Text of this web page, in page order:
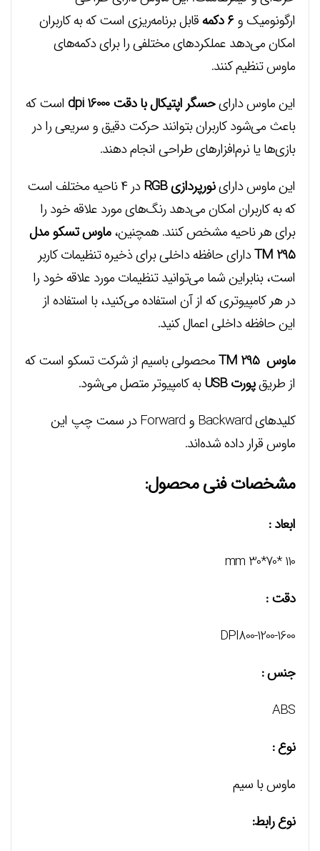
ارگونومیک و۶ دکمه
قابل برنامه‌ریزی است که به کاربران
امکان می‌دهد عملکردهای مختلفی را برای دکمه‌های
ماوس تنظیم کنند.
این ماوس دارایحسگر اپتیکال با دقت dpi 16000
است که
باعث می‌شود کاربران بتوانند حرکت دقیق و سریعی را در
بازی‌ها یا نرم‌افزارهای طراحی انجام دهند.
این ماوس داراینورپردازی RGB
در ۴ ناحیه مختلف است
که به کاربران امکان می‌دهد رنگ‌های مورد علاقه خود را
برای هر ناحیه مشخص کنند. همچنین،ماوس تسکو مدل
TM 295دارای حافظه داخلی برای ذخیره تنظیمات کاربر
است، بنابراین شما می‌توانید تنظیمات مورد علاقه خود را
در هر کامپیوتری که از آن استفاده می‌کنید، با استفاده از
این حافظه داخلی اعمال کنید.
ماوس TM 295
محصولی باسیم از شرکت تسکو است که
از طریقپورت USB
به کامپیوتر متصل می‌شود.
کلیدهای Backward و Forward در سمت چپ این
ماوس قرار داده شده‌اند.
مشخصات فنی محصول:
ابعاد :
mm 30*70* 110
دقت :
DPI800-1200-1600
جنس :
ABS
نوع :
ماوس با سیم
نوع رابط: